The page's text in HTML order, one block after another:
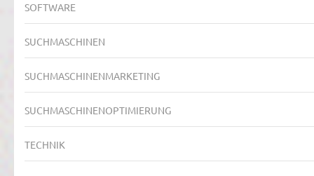
SOFTWARE
SUCHMASCHINEN
SUCHMASCHINENMARKETING
SUCHMASCHINENOPTIMIERUNG
TECHNIK